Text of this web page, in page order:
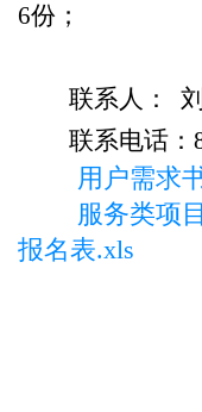
6份；
联系人：
联系电话：
用户需求
服务类项
报名表.xls